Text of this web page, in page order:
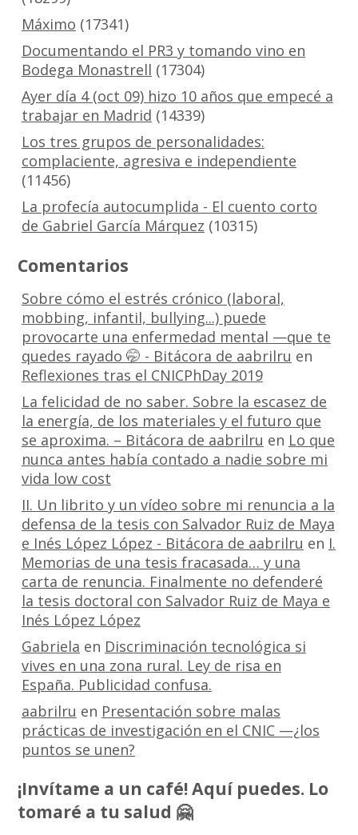
Máximo (17341)
Documentando el PR3 y tomando vino en
Bodega Monastrell (17304)
Ayer día 4 (oct 09) hizo 10 años que empecé a
trabajar en Madrid (14339)
Los tres grupos de personalidades:
complaciente, agresiva e independiente
(11456)
La profecía autocumplida - El cuento corto
de Gabriel García Márquez (10315)
Comentarios
Sobre cómo el estrés crónico (laboral,
mobbing, infantil, bullying...) puede
provocarte una enfermedad mental —que te
quedes rayado 🤭 - Bitácora de aabrilru en
Reflexiones tras el CNICPhDay 2019
La felicidad de no saber. Sobre la escasez de
la energía, de los materiales y el futuro que
se aproxima. – Bitácora de aabrilru en Lo que
nunca antes había contado a nadie sobre mi
vida low cost
II. Un librito y un vídeo sobre mi renuncia a la
defensa de la tesis con Salvador Ruiz de Maya
e Inés López López - Bitácora de aabrilru en I.
Memorias de una tesis fracasada… y una
carta de renuncia. Finalmente no defenderé
la tesis doctoral con Salvador Ruiz de Maya e
Inés López López
Gabriela en Discriminación tecnológica si
vives en una zona rural. Ley de risa en
España. Publicidad confusa.
aabrilru en Presentación sobre malas
prácticas de investigación en el CNIC —¿los
puntos se unen?
¡Invítame a un café! Aquí puedes. Lo
tomaré a tu salud 🤗